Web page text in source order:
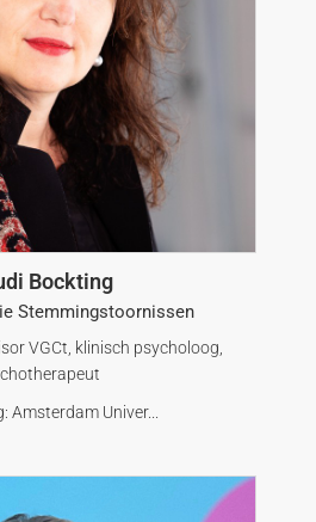
Bockting
Stemmingstoornissen
VGCt, klinisch psycholoog,
Amsterdam Univer...